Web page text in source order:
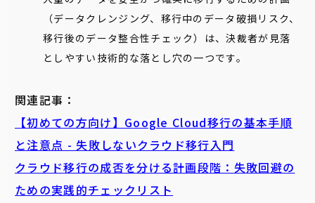
（データクレンジング、移行中のデータ破損リスク、
移行後のデータ整合性チェック）は、決裁者が見落
としやすい技術的な落とし穴の一つです。
関連記事：
【初めての方向け】Google Cloud移行の基本手順
と注意点 - 失敗しないクラウド移行入門
クラウド移行の成否を分ける計画段階：失敗回避の
ための実践的チェックリスト